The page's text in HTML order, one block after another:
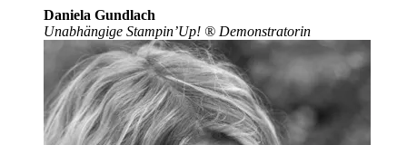
Daniela Gundlach
Unabhängige Stampin’Up! ® Demonstratorin